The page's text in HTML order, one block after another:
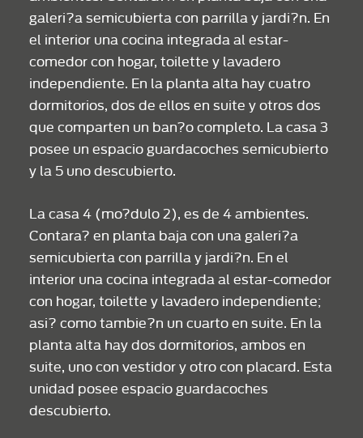
galeri?a semicubierta con parrilla y jardi?n. En
el interior una cocina integrada al estar-
comedor con hogar, toilette y lavadero
independiente. En la planta alta hay cuatro
dormitorios, dos de ellos en suite y otros dos
que comparten un ban?o completo. La casa 3
posee un espacio guardacoches semicubierto
y la 5 uno descubierto.
La casa 4 (mo?dulo 2), es de 4 ambientes.
Contara? en planta baja con una galeri?a
semicubierta con parrilla y jardi?n. En el
interior una cocina integrada al estar-comedor
con hogar, toilette y lavadero independiente;
asi? como tambie?n un cuarto en suite. En la
planta alta hay dos dormitorios, ambos en
suite, uno con vestidor y otro con placard. Esta
unidad posee espacio guardacoches
descubierto.